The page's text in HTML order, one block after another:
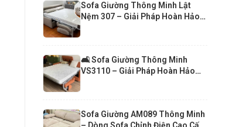
Sofa Giường Thông Minh Lật
Nệm 307 – Giải Pháp Hoàn Hảo
🛋️ Sofa Giường Thông Minh
VS3110 – Giải Pháp Hoàn Hảo
Sofa Giường AM089 Thông Minh